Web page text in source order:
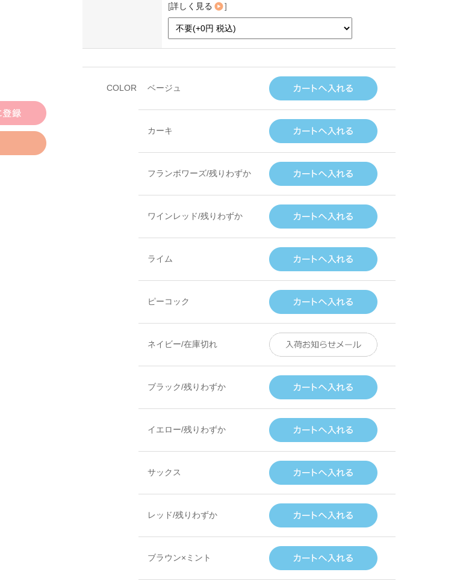
[詳しく見る ]
COLOR ベージュ
カーキ
フランボワーズ/残りわずか
ワインレッド/残りわずか
ライム
ピーコック
ネイビー/在庫切れ
ブラック/残りわずか
イエロー/残りわずか
サックス
レッド/残りわずか
ブラウン×ミント